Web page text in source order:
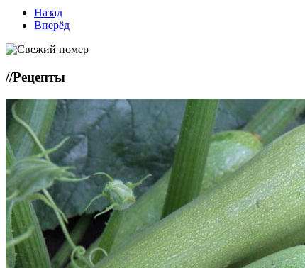
Назад
Вперёд
//Рецепты